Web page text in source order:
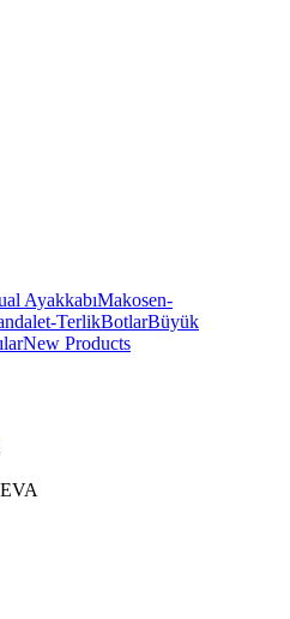
AyakkabıMakosen-
TerlikBotlarBüyük
New Products